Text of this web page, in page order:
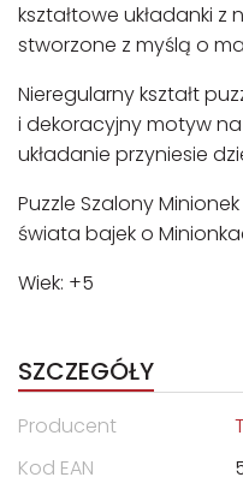
kształtowe układanki
stworzone z myślą o
Nieregularny kształt
i dekoracyjny motyw
układanie przyniesie
Puzzle Szalony
świata bajek o
Wiek: +5
SZCZEGÓŁY
Producent
Kod EAN